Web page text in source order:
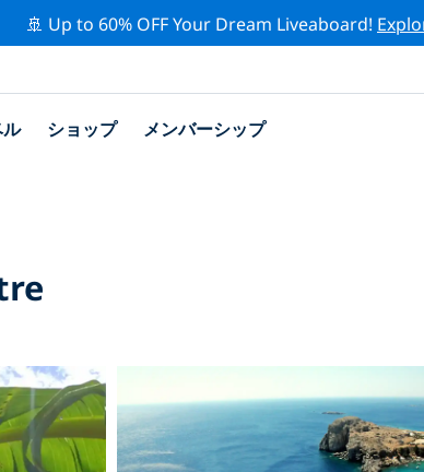
🚢 Up to 60% OFF Your Dream Liveaboard!
ル ショップ メンバーシップ